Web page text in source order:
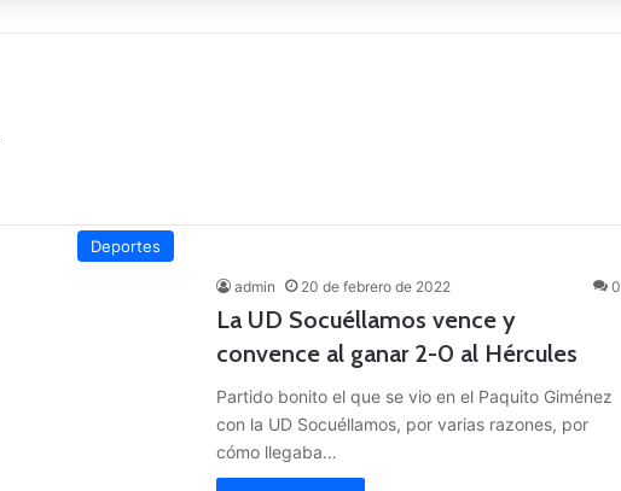
Deportes
admin 20 de febrero de 2022 0
La UD Socuéllamos vence y
convence al ganar 2-0 al Hércules
Partido bonito el que se vio en el Paquito Giménez
con la UD Socuéllamos, por varias razones, por
cómo llegaba…